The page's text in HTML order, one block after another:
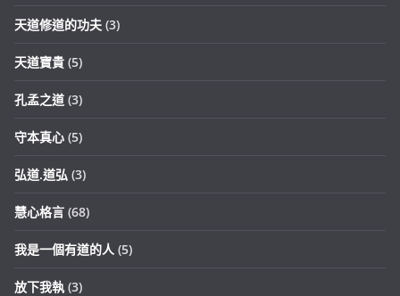
天道修道的功夫 (3)
天道寶貴 (5)
孔孟之道 (3)
守本真心 (5)
弘道.道弘 (3)
慧心格言 (68)
我是一個有道的人 (5)
放下我執 (3)